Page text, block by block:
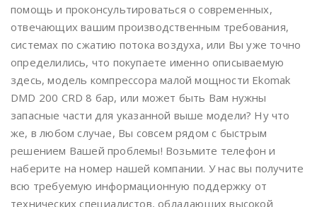
помощь и проконсультироваться о современных,
отвечающих вашим производственным требования,
системах по сжатию потока воздуха, или Вы уже точно
определились, что покупаете именно описываемую
здесь, модель компрессора малой мощности Ekomak
DMD 200 CRD 8 бар, или может быть Вам нужны
запасные части для указанной выше модели? Ну что
же, в любом случае, Вы совсем рядом с быстрым
решением Вашей проблемы! Возьмите телефон и
наберите на номер нашей компании. У нас вы получите
всю требуемую информационную поддержку от
технических специалистов, обладающих высокой